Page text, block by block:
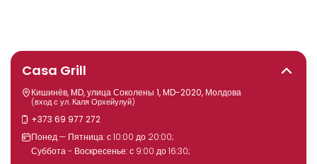
Casa Grill
Кишинёв, MD, улица Соколены 1, MD-2020, Молдова
(вход с ул. Каля Орхейулуй)
+373 69 977 272
Понед.— Пятница: с 10:00 до 20:00;
Суббота - Воскресенье: с 9:00 до 16:30;